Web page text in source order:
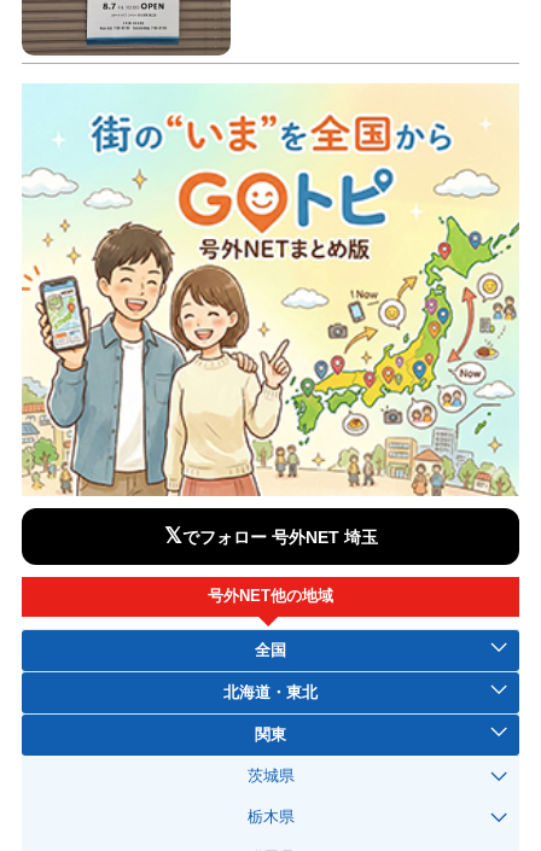
𝕏でフォロー 号外NET 埼玉
号外NET他の地域
全国
北海道・東北
関東
茨城県
栃木県